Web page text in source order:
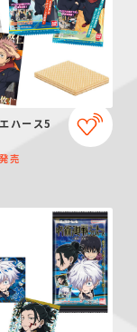
ハース5
発売